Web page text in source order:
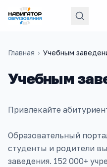
Главная › Учебным
Учебным
Привлекайте
Образовательный
студенты и родители
заведения. 152 000+